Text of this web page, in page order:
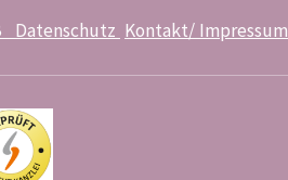
Datenschutz Kontakt/ Impressum